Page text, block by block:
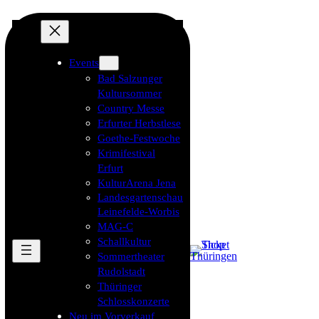
Events
Bad Salzunger
Kultursommer
Country Messe
Erfurter Herbstlese
Goethe-Festwoche
Krimifestival
Erfurt
KulturArena Jena
Landesgartenschau
Leinefelde-Worbis
MAG-C
Schallkultur
Sommertheater
Rudolstadt
Thüringer
Schlosskonzerte
Neu im Vorverkauf